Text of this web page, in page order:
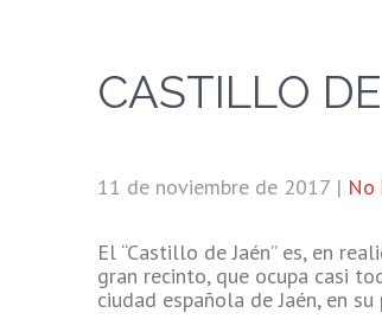
CASTILLO
11 de noviembre de 2017 | No
El “Castillo de Jaén” es, en
gran recinto, que ocupa casi
ciudad española de Jaén, en